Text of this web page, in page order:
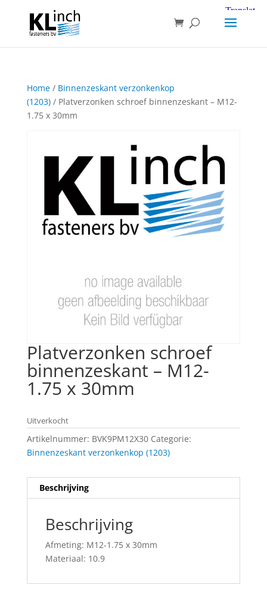
Home/ Binnenzeskant verzonkenkop
(1203)/ Platverzonken schroef binnenzeskant – M12-
1.75 x 30mm
Platverzonken schroef
binnenzeskant – M12-
1.75 x 30mm
Uitverkocht
Artikelnummer: BVK9PM12X30 Categorie:
Binnenzeskant verzonkenkop (1203)
Beschrijving
Beschrijving
Afmeting: M12-1.75 x 30mm
Materiaal: 10.9